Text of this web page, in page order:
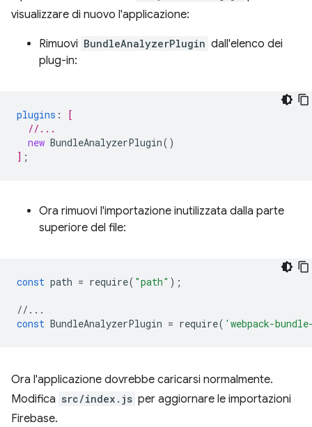
visualizzare di nuovo l'applicazione:
Rimuovi BundleAnalyzerPlugin dall'elenco dei
plug-in:
plugins :
[
//...
new BundleAnalyzerPlugin()
] ;
Ora rimuovi l'importazione inutilizzata dalla parte
superiore del file:
const path = require( "path" );
//...
const BundleAnalyzerPlugin = require( 'webpack-
Ora l'applicazione dovrebbe caricarsi normalmente.
Modifica src/index.js per aggiornare le importazioni
Firebase.